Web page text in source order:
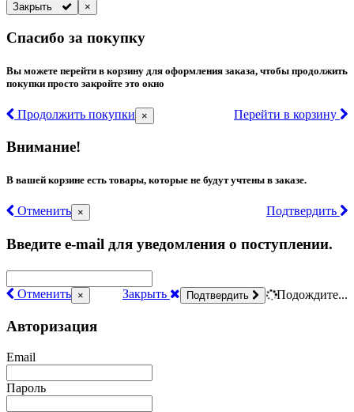
Закрыть ×
Спасибо за покупку
Вы можете перейти в корзину для оформления заказа, чтобы продолжить
покупки просто закройте это окно
Продолжить покупки Перейти в корзину
×
Внимание!
В вашей корзине есть товары, которые не будут учтены в заказе.
Отменить Подтвердить
×
Введите e-mail для уведомления о поступлении.
Отменить Подтвердить Подождите...
Закрыть
×
Авторизация
Email
Пароль